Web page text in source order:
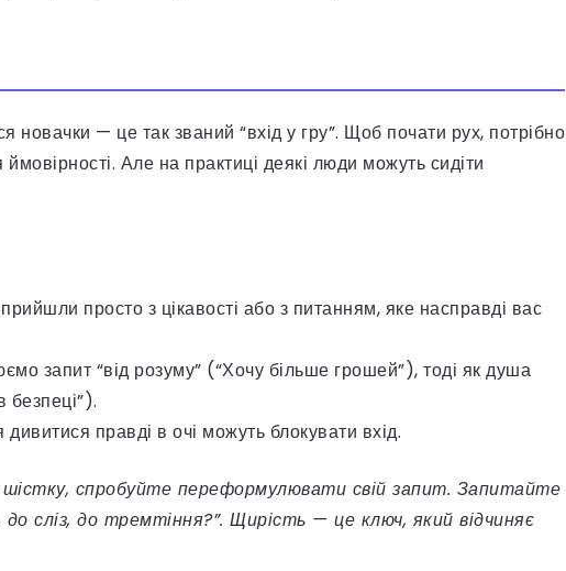
новачки — це так званий “вхід у гру”. Щоб почати рух, потрібно
Але на практиці деякі люди можуть сидіти
просто з цікавості або з питанням, яке насправді вас
запит “від розуму” (“Хочу більше грошей”), тоді як душа
безпеці”).
правді в очі можуть блокувати вхід.
спробуйте переформулювати свій запит. Запитайте
сліз, до тремтіння?”. Щирість — це ключ, який відчиняє